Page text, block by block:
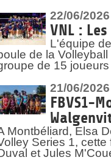
22/06/2026
VNL :
L'équipe
de la
de 15
21/06/2026
FBVS1-
Montbéliard, Elsa
Series 1,
et Jules